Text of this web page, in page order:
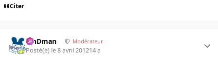
Citer
RinDman Modérateur
Posté(e) le 8 avril 201214 a